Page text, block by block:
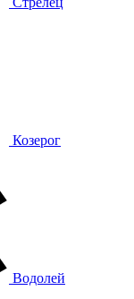
Козерог
Водолей